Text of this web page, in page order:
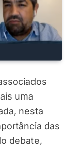
uma
nesta
das
debate,